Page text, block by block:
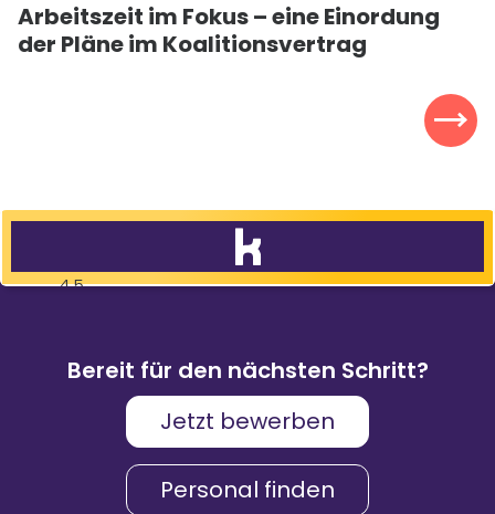
Arbeitszeit im Fokus – eine Einordung
der Pläne im Koalitionsvertrag
4,5
Bewertungen
Weiterempfehlungen
Karriere & Gehalt
4,2
Unternehmenskultur
4,3
Bereit für den nächsten Schritt?
Jetzt bewerben
Personal finden